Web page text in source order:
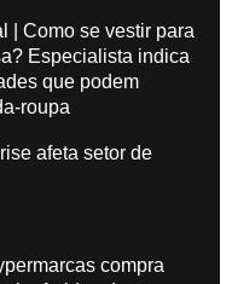
| Como se vestir para
Especialista indica
que podem
roupa
afeta setor de
compra